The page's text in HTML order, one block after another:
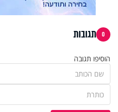
0 תגובות
הוסיפו תגובה